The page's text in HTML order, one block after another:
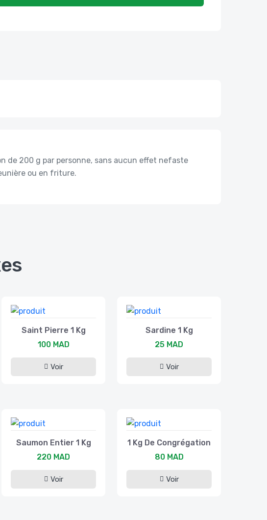
de 200 g par personne, sans aucun effet nefaste
ou en friture.
Saint Pierre 1 Kg
100 MAD
Voir
Sardine 1 Kg
25 MAD
Voir
Saumon Entier 1 Kg
220 MAD
Voir
1 Kg De Congrégation
80 MAD
Voir